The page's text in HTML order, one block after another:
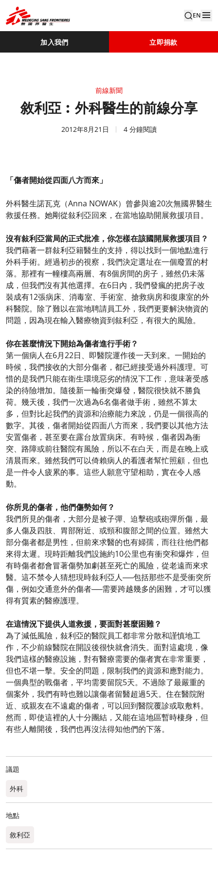
EN
加入我們 立即捐款
前線新聞
敘利亞︰外科醫生的前線分享
2012年8月21日 4 分鐘閱讀
「傷者開始從四面八方而來」
外科醫生諾瓦克（Anna NOWAK）曾參與逾20次無國界醫生
救援任務。她剛從敍利亞回來，在當地協助開展救援項目。
沒有敍利亞當局的正式批准，你怎樣在該國開展救援項目？
我們藉著一群敍利亞籍醫生的支持，得以找到一個地點進行
外科手術。經過初步的視察，我們決定選址在一個廢置的村
落。那裡有一幢樓高兩層、有8個房間的房子，雖然仍未落
成，但我們沒有其他選擇。在6日內，我們發瘋的把房子改
裝成有12張病床、消毒室、手術室、搶救病房和復康室的外
科醫院。除了難以在當地聘請員工外，我們更要解決物資的
問題，因為現在輸入醫療物資到敍利亞，有很大的風險。
你在甚麼情況下開始為傷者進行手術？
第一個病人在6月22日、即醫院運作後一天到來。一開始的
時候，我們接收的大部分傷者，都已經接受過外科護理。可
惜的是我們只能在衛生環境惡劣的情況下工作，意味著受感
染的待險增加。隨後新一輪衝突爆發，醫院很快就不勝負
荷。幾天後，我們一次過為6名傷者做手術，雖然不算太
多，但對比起我們的資源和治療能力來說，仍是一個很高的
數字。其後，傷者開始從四面八方而來，我們要以其他方法
安置傷者，甚至要在露台放置病床。有時候，傷者因為衝
突、路障或前往醫院有風險，所以不在白天，而是在晚上或
清晨而來。雖然我們可以倚賴病人的看護者幫忙照顧，但也
是一件令人疲累的事。這些人願意守望相助，實在令人感
動。
你所見的傷者，他們傷勢如何？
我們所見的傷者，大部分是被子彈、迫擊砲或砲彈所傷，最
多人傷及四肢、胃部附近、或頸和腹部之間的位置。雖然大
部分傷者都是男性，但前來求醫的也有婦孺，而往往他們都
來得太遲。現時距離我們設施約10公里也有衝突和爆炸，但
有時傷者都會冒著傷勢加劇甚至死亡的風險，從老遠而來求
醫。這不禁令人猜想現時敍利亞人──包括那些不是受衝突所
傷，例如交通意外的傷者──需要跨越幾多的困難，才可以獲
得有質素的醫療護理。
在這情況下提供人道救援，要面對甚麼困難？
為了減低風險，敍利亞的醫院員工都非常分散和謹慎地工
作，不少前線醫院在開設後很快就會消失。面對這處境，像
我們這樣的醫療設施，對有醫療需要的傷者實在非常重要，
但也不堪一擊。安全的問題，限制我們的資源和應對能力。
一個典型的戰傷者，平均需要留院5天。不過除了最嚴重的
個案外，我們有時也難以讓傷者留醫超過5天。住在醫院附
近、或親友在不遠處的傷者，可以回到醫院覆診或取敷料。
然而，即使這裡的人十分團結，又能在這地區暫時棲身，但
有些人離開後，我們也再沒法得知他們的下落。
議題
外科
地點
敘利亞